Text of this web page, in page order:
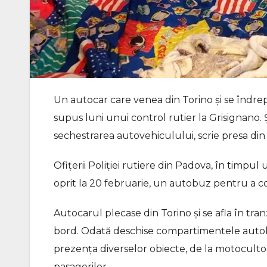
Un autocar care venea din Torino și se
supus luni unui control rutier la Grisignano.
sechestrarea autovehiculului, scrie presa din
Ofițerii Poliției rutiere din Padova, în timpul
oprit la 20 februarie, un autobuz pentru a
Autocarul plecase din Torino și se afla în
bord. Odată deschise compartimentele
prezența diverselor obiecte, de la